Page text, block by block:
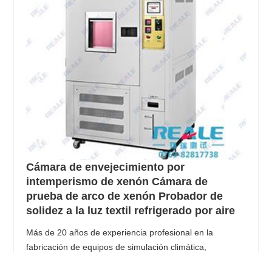
Cámara de envejecimiento por
intemperismo de xenón Cámara de
prueba de arco de xenón Probador de
solidez a la luz textil refrigerado por aire
Más de 20 años de experiencia profesional en la
fabricación de equipos de simulación climática,